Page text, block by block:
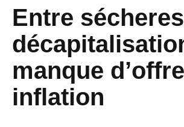
Entre
manque
inflation